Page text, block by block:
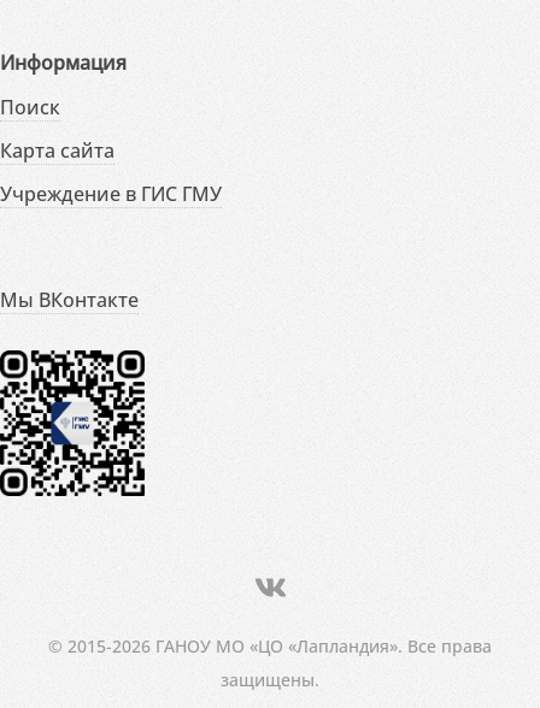
Информация
Поиск
Карта сайта
Учреждение в ГИС ГМУ
Мы ВКонтакте
© 2015-2026 ГАНОУ МО «ЦО «Лапландия». Все права
защищены.